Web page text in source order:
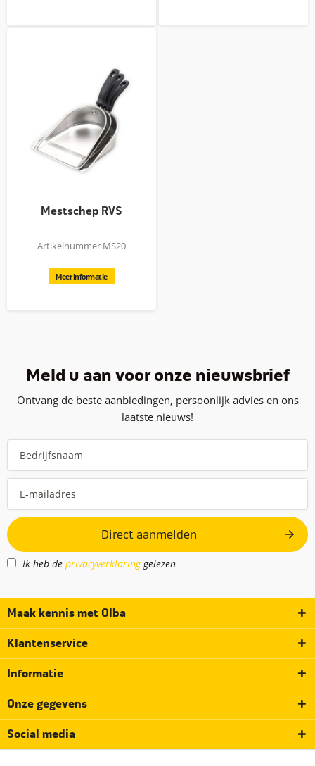
Mestschep RVS
Artikelnummer MS20
Meer informatie
Meld u aan voor onze nieuwsbrief
Ontvang de beste aanbiedingen, persoonlijk advies en ons
laatste nieuws!
Direct aanmelden
Ik heb de privacyverklaringgelezen
Maak kennis met Olba
Klantenservice
Informatie
Onze gegevens
Social media